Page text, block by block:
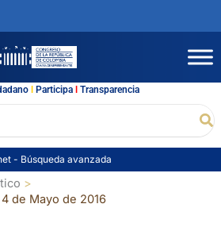
l Participal Transparencia
- Búsqueda avanzada
de Mayo de 2016